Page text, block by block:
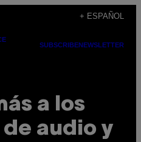
+ ESPAÑOL
SUBSCRIBENEWSLETTER
a los
audio y